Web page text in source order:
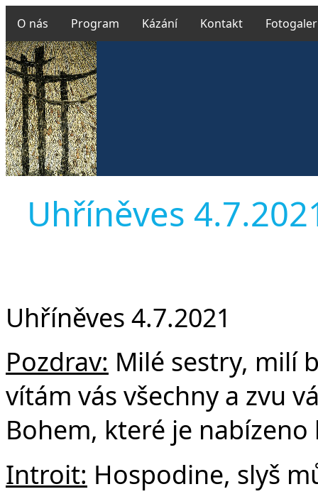
O nás Program Kázání Kontakt
Uhříněves
Uhříněves 4.7.2021
Pozdrav: Milé sestry, milí
vítám vás všechny a zvu
Bohem, které je
Introit: Hospodine, slyš